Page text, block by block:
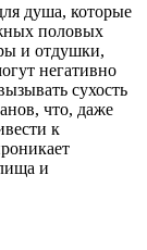
душа, которые
половых
и отдушки,
негативно
сухость
что, даже
к
и